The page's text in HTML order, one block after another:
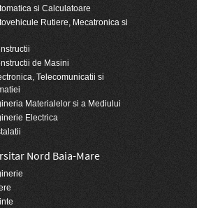
si Calculatoare
Rutiere, Mecatronica si
de Masini
Telecomunicatii si
Materialelor si a Mediului
Electrica
Nord Baia-Mare